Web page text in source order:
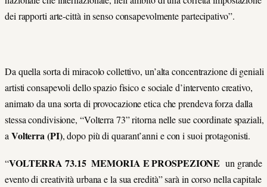
dei rapporti arte-città in senso consapevolmente partecipativo”.
Da quella sorta di miracolo collettivo, un’alta concentrazione di geniali
artisti consapevoli dello spazio fisico e sociale d’intervento creativo,
animato da una sorta di provocazione etica che prendeva forza dalla
stessa condivisione, “Volterra 73” ritorna nelle sue coordinate spaziali,
a Volterra (PI), dopo più di quarant’anni e con i suoi protagonisti.
“VOLTERRA 73.15 MEMORIA E PROSPEZIONE un grande
evento di creatività urbana e la sua eredità” sarà in corso nella capitale